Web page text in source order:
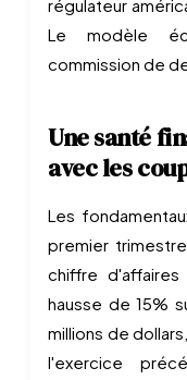
régulateur
Le modèle
commission de
Une santé
avec les
Les
premier
chiffre
hausse de 15%
millions de
l'exercice